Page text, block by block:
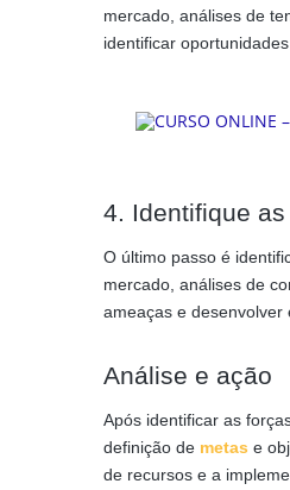
mercado, análises de
identificar
4. Identifique
O último passo é
mercado, análises de
ameaças e desenvolver
Análise e ação
Após identificar as
definição de metas e
de recursos e a